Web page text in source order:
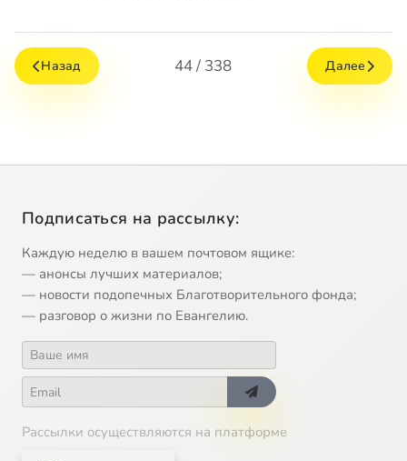
Назад 44 / 338 Далее
Подписаться на рассылку:
Каждую неделю в вашем почтовом ящике:
— анонсы лучших материалов;
— новости подопечных Благотворительного фонда;
— разговор о жизни по Евангелию.
Рассылки осуществляются на платформе